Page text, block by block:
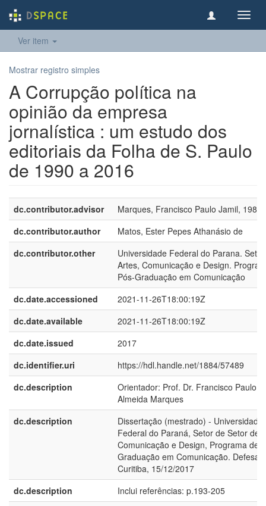
Ver item
Mostrar registro simples
A Corrupção política na
opinião da empresa
jornalística : um estudo dos
editoriais da Folha de S. Paulo
de 1990 a 2016
dc.contributor.advisor
Marques, Francisco Paulo Jamil, 1980-
dc.contributor.author
Matos, Ester Pepes Athanásio de
dc.contributor.other
Universidade Federal do Parana.
Artes, Comunicação e Design.
Pós-Graduação em Comunicação
dc.date.accessioned
2021-11-26T18:00:19Z
dc.date.available
2021-11-26T18:00:19Z
dc.date.issued
2017
dc.identifier.uri
https://hdl.handle.net/1884/57489
dc.description
Orientador: Prof. Dr. Francisco Paulo
Almeida Marques
dc.description
Dissertação (mestrado) - Universidade
Federal do Paraná, Setor de Setor de
Comunicação e Design, Programa de
Graduação em Comunicação. Defesa :
Curitiba, 15/12/2017
dc.description
Inclui referências: p.193-205